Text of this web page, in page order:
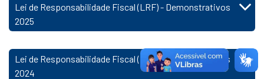
Lei de Responsabilidade Fiscal (LRF) - Demonstrativos
2025
Lei de Responsabilidade Fiscal (LRF) - Demonstrativos
2024